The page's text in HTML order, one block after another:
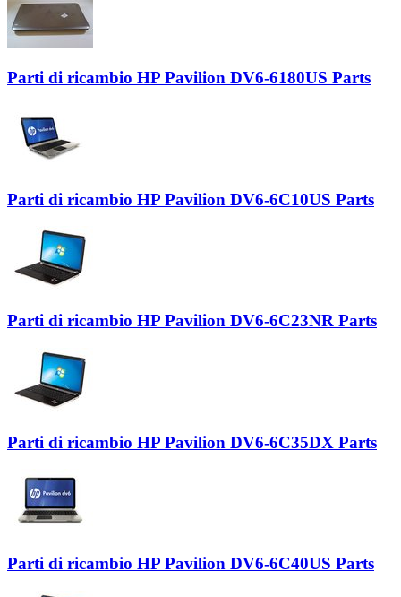
Parti di ricambio HP Pavilion DV6-6180US Parts
Parti di ricambio HP Pavilion DV6-6C10US Parts
Parti di ricambio HP Pavilion DV6-6C23NR Parts
Parti di ricambio HP Pavilion DV6-6C35DX Parts
Parti di ricambio HP Pavilion DV6-6C40US Parts